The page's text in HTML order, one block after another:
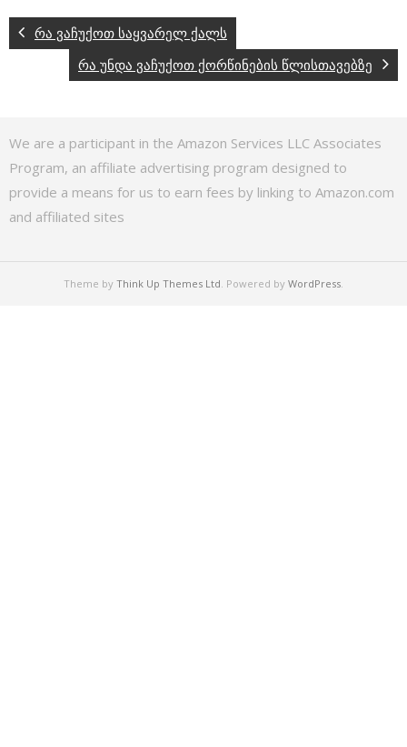
რა ვაჩუქოთ საყვარელ ქალს
რა უნდა ვაჩუქოთ ქორწინების წლისთავებზე
We are a participant in the Amazon Services LLC Associates
Program, an affiliate advertising program designed to
provide a means for us to earn fees by linking to Amazon.com
and affiliated sites
Theme by Think Up Themes Ltd . Powered by WordPress